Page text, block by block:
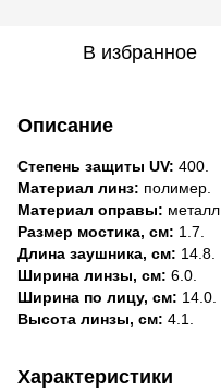
В избранное
Описание
Степень защиты UV: 400.
Материал линз: полимер.
Материал оправы: металл.
Размер мостика, см: 1.7.
Длина заушника, см: 14.8.
Ширина линзы, см: 6.0.
Ширина по лицу, см: 14.0.
Высота линзы, см: 4.1.
Характеристики